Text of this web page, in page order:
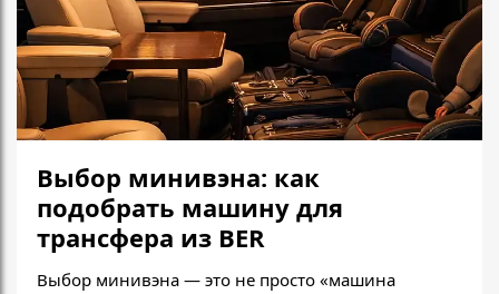
Выбор минивэна: как
подобрать машину для
трансфера из BER
Выбор минивэна — это не просто «машина